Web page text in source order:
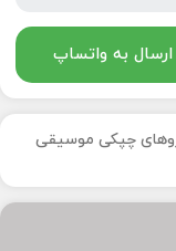
ارسال به واتساپ
چپکی موسیقی